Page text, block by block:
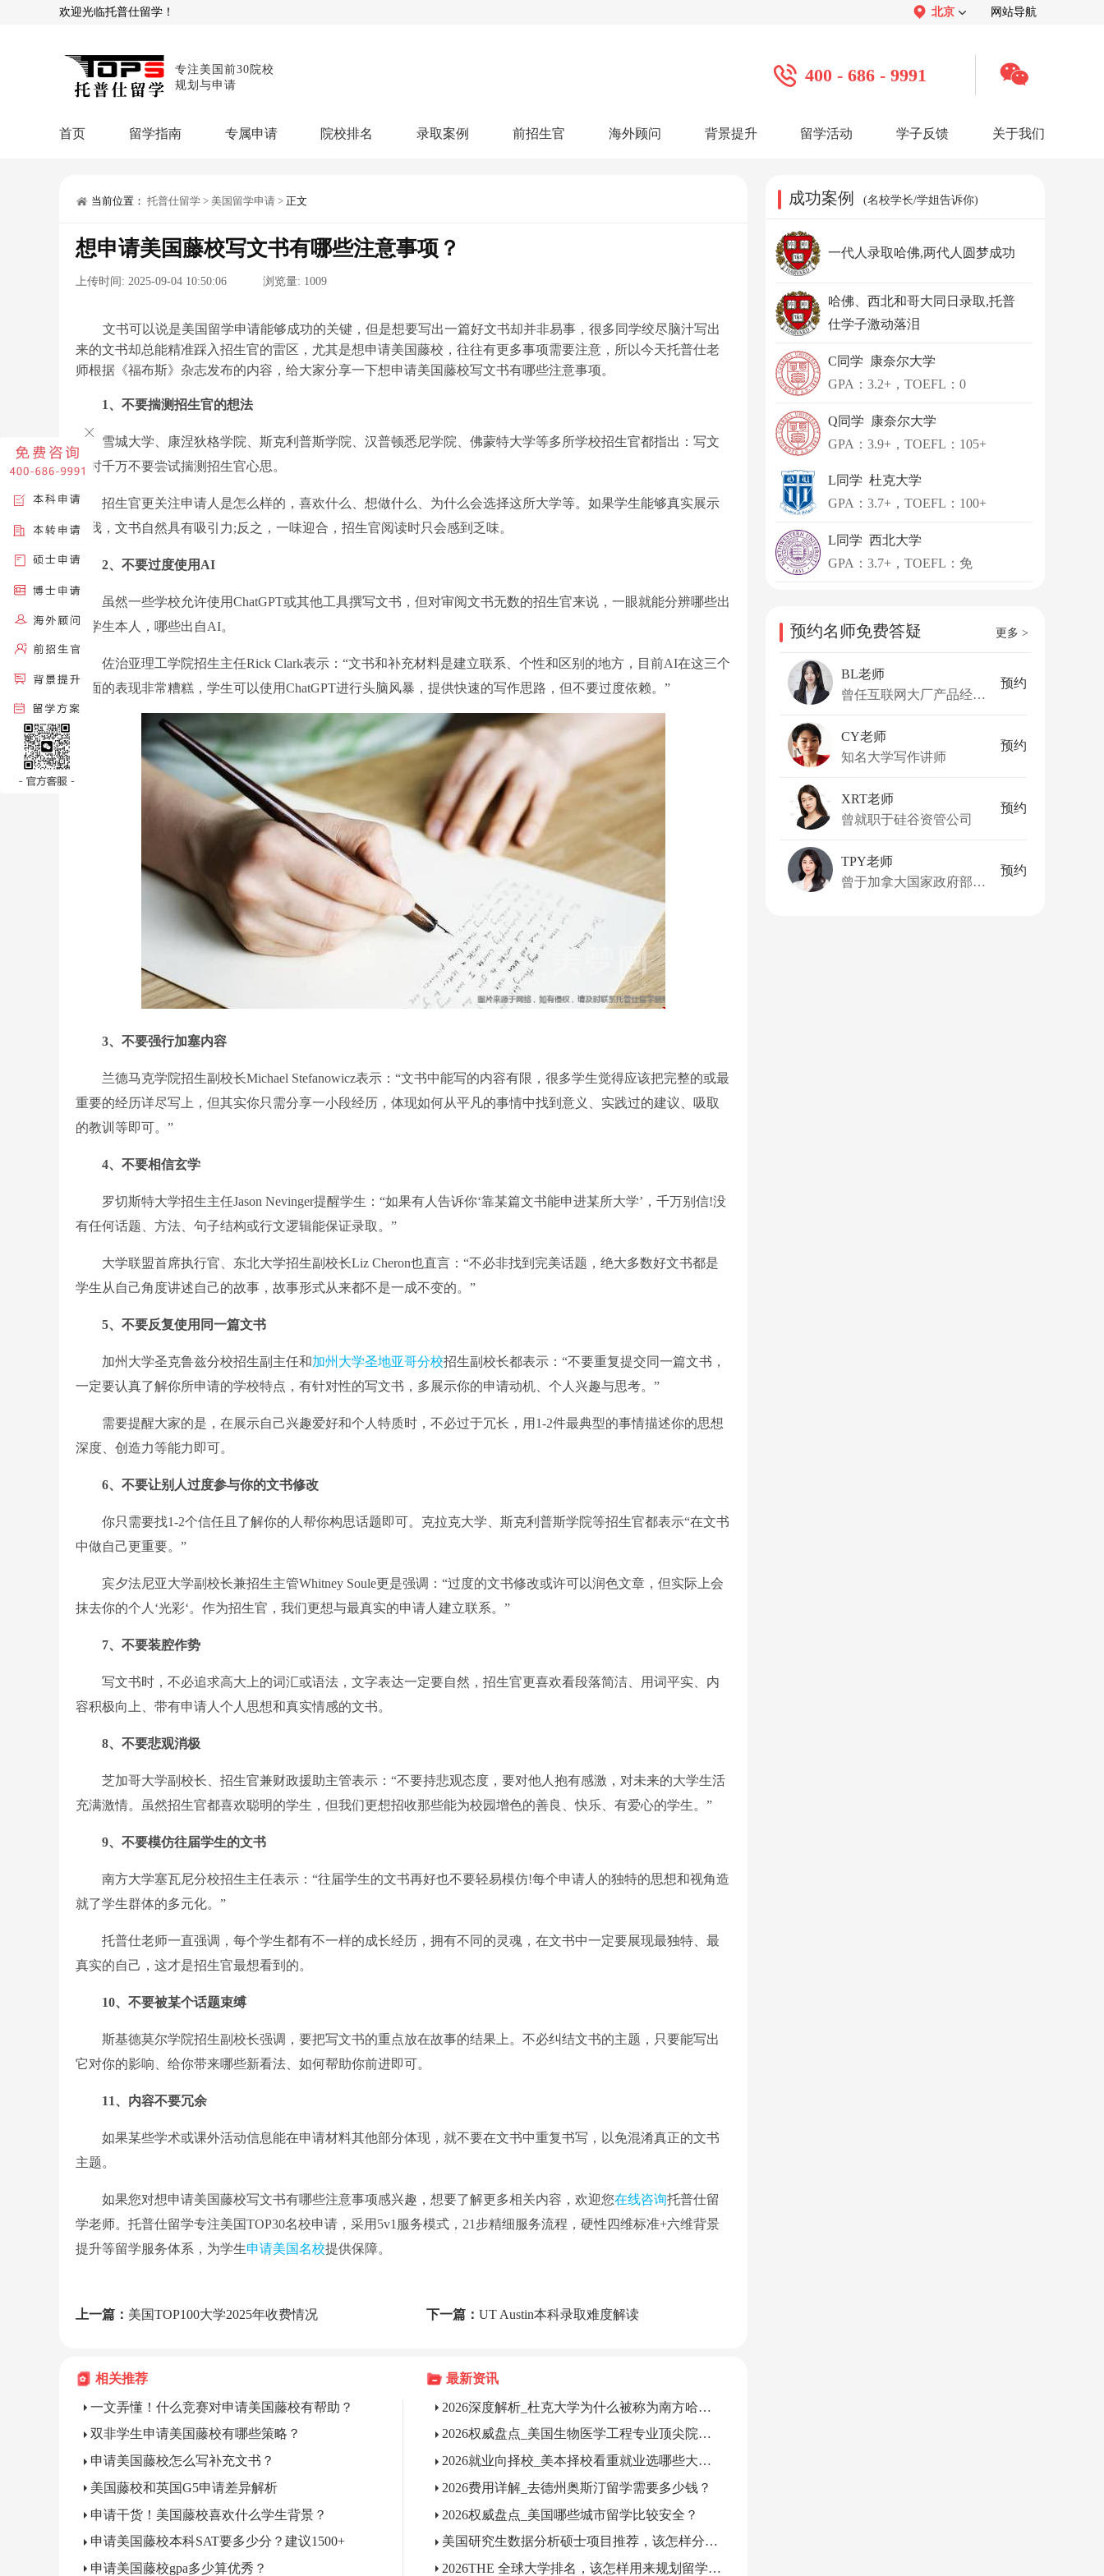
欢迎光临托普仕留学！ 北京 网站导航
专注美国前30院校
规划与申请
400 - 686 - 9991
首页 留学指南
留学攻略
留学资讯 院校资讯
专属申请
本科申请：
博士申请： 博士定制方案
混合申请： 菁英联申计划
留学工具： GPA计算器 留学评估 智能诊断
院校排名 录取案例
名校榜单：
前招生官 海外顾问 背景提升 留学活动 学子反馈
学子心声： 感谢视频 学子访谈
关于我们
品牌介绍： 关于我们 公司活动 媒体报道
当前位置： 托普仕留学 > 美国留学申请 > 正文
想申请美国藤校写文书有哪些注意事项？
上传时间: 2025-09-04 10:50:06 浏览量: 1009
文书可以说是美国留学申请能够成功的关键，但是想要写出一篇好文书却并非易事，很多同学绞尽脑汁写出
来的文书却总能精准踩入招生官的雷区，尤其是想申请美国藤校，往往有更多事项需要注意，所以今天托普仕老
师根据《福布斯》杂志发布的内容，给大家分享一下想申请美国藤校写文书有哪些注意事项。
1、不要揣测招生官的想法
雪城大学、康涅狄格学院、斯克利普斯学院、汉普顿悉尼学院、佛蒙特大学等多所学校招生官都指出：写文
书时千万不要尝试揣测招生官心思。
招生官更关注申请人是怎么样的，喜欢什么、想做什么、为什么会选择这所大学等。如果学生能够真实展示
自我，文书自然具有吸引力;反之，一味迎合，招生官阅读时只会感到乏味。
2、不要过度使用AI
虽然一些学校允许使用ChatGPT或其他工具撰写文书，但对审阅文书无数的招生官来说，一眼就能分辨哪些出
自学生本人，哪些出自AI。
佐治亚理工学院招生主任Rick Clark表示：“文书和补充材料是建立联系、个性和区别的地方，目前AI在这三个
方面的表现非常糟糕，学生可以使用ChatGPT进行头脑风暴，提供快速的写作思路，但不要过度依赖。”
3、不要强行加塞内容
兰德马克学院招生副校长Michael Stefanowicz表示：“文书中能写的内容有限，很多学生觉得应该把完整的或最
重要的经历详尽写上，但其实你只需分享一小段经历，体现如何从平凡的事情中找到意义、实践过的建议、吸取
的教训等即可。”
4、不要相信玄学
罗切斯特大学招生主任Jason Nevinger提醒学生：“如果有人告诉你‘靠某篇文书能申进某所大学’，千万别信!没
有任何话题、方法、句子结构或行文逻辑能保证录取。”
大学联盟首席执行官、东北大学招生副校长Liz Cheron也直言：“不必非找到完美话题，绝大多数好文书都是
学生从自己角度讲述自己的故事，故事形式从来都不是一成不变的。”
5、不要反复使用同一篇文书
加州大学圣克鲁兹分校招生副主任和加州大学圣地亚哥分校招生副校长都表示：“不要重复提交同一篇文书，
一定要认真了解你所申请的学校特点，有针对性的写文书，多展示你的申请动机、个人兴趣与思考。”
需要提醒大家的是，在展示自己兴趣爱好和个人特质时，不必过于冗长，用1-2件最典型的事情描述你的思想
深度、创造力等能力即可。
6、不要让别人过度参与你的文书修改
你只需要找1-2个信任且了解你的人帮你构思话题即可。克拉克大学、斯克利普斯学院等招生官都表示“在文书
中做自己更重要。”
宾夕法尼亚大学副校长兼招生主管Whitney Soule更是强调：“过度的文书修改或许可以润色文章，但实际上会
抹去你的个人‘光彩‘。作为招生官，我们更想与最真实的申请人建立联系。”
7、不要装腔作势
写文书时，不必追求高大上的词汇或语法，文字表达一定要自然，招生官更喜欢看段落简洁、用词平实、内
容积极向上、带有申请人个人思想和真实情感的文书。
8、不要悲观消极
芝加哥大学副校长、招生官兼财政援助主管表示：“不要持悲观态度，要对他人抱有感激，对未来的大学生活
充满激情。虽然招生官都喜欢聪明的学生，但我们更想招收那些能为校园增色的善良、快乐、有爱心的学生。”
9、不要模仿往届学生的文书
南方大学塞瓦尼分校招生主任表示：“往届学生的文书再好也不要轻易模仿!每个申请人的独特的思想和视角造
就了学生群体的多元化。”
托普仕老师一直强调，每个学生都有不一样的成长经历，拥有不同的灵魂，在文书中一定要展现最独特、最
真实的自己，这才是招生官最想看到的。
10、不要被某个话题束缚
斯基德莫尔学院招生副校长强调，要把写文书的重点放在故事的结果上。不必纠结文书的主题，只要能写出
它对你的影响、给你带来哪些新看法、如何帮助你前进即可。
11、内容不要冗余
如果某些学术或课外活动信息能在申请材料其他部分体现，就不要在文书中重复书写，以免混淆真正的文书
主题。
如果您对想申请美国藤校写文书有哪些注意事项感兴趣，想要了解更多相关内容，欢迎您在线咨询托普仕留
学老师。托普仕留学专注美国TOP30名校申请，采用5v1服务模式，21步精细服务流程，硬性四维标准+六维背景
提升等留学服务体系，为学生申请美国名校提供保障。
上一篇： 美国TOP100大学2025年收费情况 下一篇： UT Austin本科录取难度解读
相关推荐 最新资讯
一文弄懂！什么竞赛对申请美国藤校有帮助？
双非学生申请美国藤校有哪些策略？
申请美国藤校怎么写补充文书？
美国藤校和英国G5申请差异解析
申请干货！美国藤校喜欢什么学生背景？
申请美国藤校本科SAT要多少分？建议1500+
申请美国藤校gpa多少算优秀？
2026深度解析_杜克大学为什么被称为南方哈佛？
2026权威盘点_美国生物医学工程专业顶尖院校有哪些？
2026就业向择校_美本择校看重就业选哪些大学？
2026费用详解_去德州奥斯汀留学需要多少钱？
2026权威盘点_美国哪些城市留学比较安全？
美国研究生数据分析硕士项目推荐，该怎样分层选校?
2026THE 全球大学排名，该怎样用来规划留学择校?
成功案例 (名校学长/学姐告诉你)
一代人录取哈佛,两代人圆梦成功
哈佛、西北和哥大同日录取,托普
仕学子激动落泪
C同学 康奈尔大学
GPA：3.2+，TOEFL：0
Q同学 康奈尔大学
GPA：3.9+，TOEFL：105+
L同学 杜克大学
GPA：3.7+，TOEFL：100+
L同学 西北大学
GPA：3.7+，TOEFL：免
预约名师免费答疑 更多 >
BL老师
曾任互联网大厂产品经理、私募行业调研工作经历
预约
CY老师
知名大学写作讲师
预约
XRT老师
曾就职于硅谷资管公司
预约
TPY老师
曾于加拿大国家政府部门任职，有世界五百强企业工作经历
预约